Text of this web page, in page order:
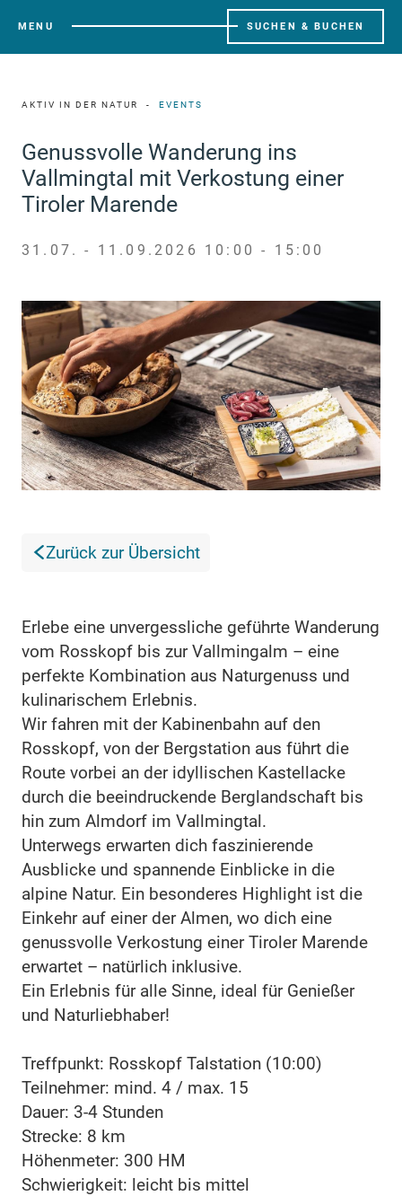
MENU SUCHEN & BUCHEN
AKTIV IN DER NATUR EVENTS
Genussvolle Wanderung ins
Vallmingtal mit Verkostung einer
Tiroler Marende
31.07. - 11.09.2026 10:00 - 15:00
Zurück zur Übersicht
Erlebe eine unvergessliche geführte Wanderung
vom Rosskopf bis zur Vallmingalm – eine
perfekte Kombination aus Naturgenuss und
kulinarischem Erlebnis.
Wir fahren mit der Kabinenbahn auf den
Rosskopf, von der Bergstation aus führt die
Route vorbei an der idyllischen Kastellacke
durch die beeindruckende Berglandschaft bis
hin zum Almdorf im Vallmingtal.
Unterwegs erwarten dich faszinierende
Ausblicke und spannende Einblicke in die
alpine Natur. Ein besonderes Highlight ist die
Einkehr auf einer der Almen, wo dich eine
genussvolle Verkostung einer Tiroler Marende
erwartet – natürlich inklusive.
Ein Erlebnis für alle Sinne, ideal für Genießer
und Naturliebhaber!
Treffpunkt: Rosskopf Talstation (10:00)
Teilnehmer: mind. 4 / max. 15
Dauer: 3-4 Stunden
Strecke: 8 km
Höhenmeter: 300 HM
Schwierigkeit: leicht bis mittel